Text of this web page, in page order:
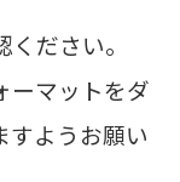
ださい。
ーマットをダ
すようお願い